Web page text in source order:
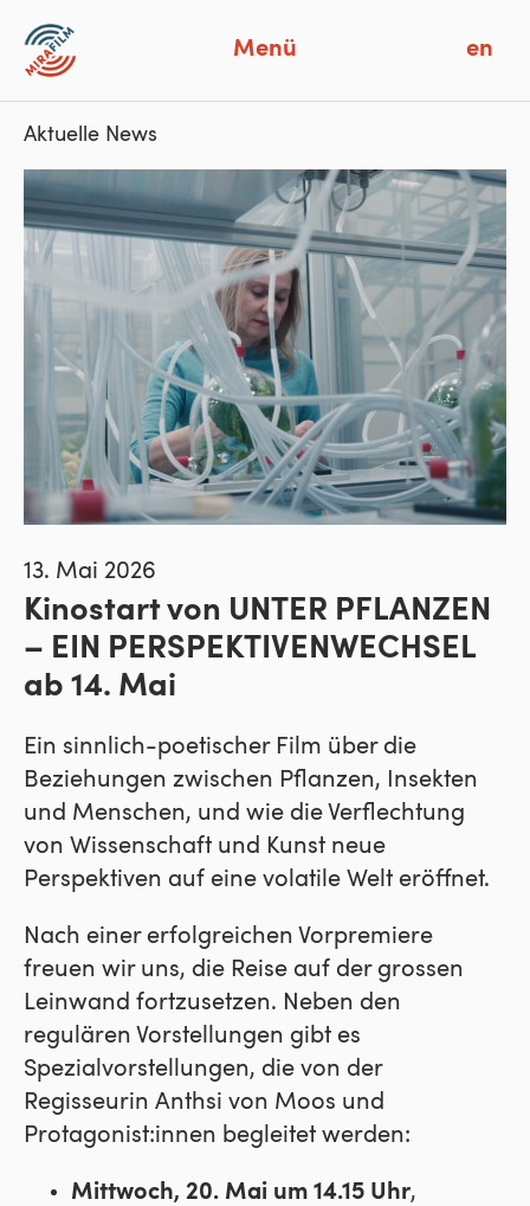
Menü en
Aktuelle News
13. Mai 2026
Kinostart von UNTER PFLANZEN
– EIN PERSPEKTIVENWECHSEL
ab 14. Mai
Ein sinnlich-poetischer Film über die
Beziehungen zwischen Pflanzen, Insekten
und Menschen, und wie die Verflechtung
von Wissenschaft und Kunst neue
Perspektiven auf eine volatile Welt eröffnet.
Nach einer erfolgreichen Vorpremiere
freuen wir uns, die Reise auf der grossen
Leinwand fortzusetzen. Neben den
regulären Vorstellungen gibt es
Spezialvorstellungen, die von der
Regisseurin Anthsi von Moos und
Protagonist:innen begleitet werden:
Mittwoch, 20. Mai um 14.15 Uhr,